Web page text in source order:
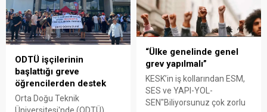
ODTÜ işçilerinin
başlattığı greve
öğrencilerden destek
Orta Doğu Teknik
Üniversitesi'nde (ODTÜ)
“Ülke genelinde genel
grev yapılmalı”
KESK’in iş kollarından ESM,
SES ve YAPI-YOL-
SEN"Biliyorsunuz çok zorlu